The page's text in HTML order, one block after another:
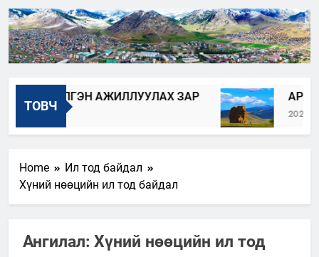
ТОВЧ
СЭЛГЭН АЖИЛЛУУЛАХ ЗАР
2023-06-22
Home
Ил тод байдал
Хүний нөөцийн ил тод байдал
Ангилал: Хүний нөөцийн ил тод